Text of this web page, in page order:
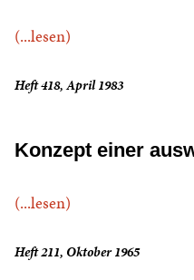
(...lesen)
Heft 418, April 1983
Konzept einer
(...lesen)
Heft 211, Oktober 1965